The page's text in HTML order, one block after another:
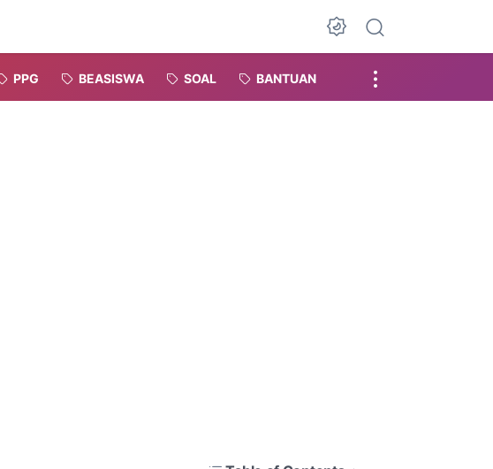
Dark Mode
PPG BEASISWA SOAL BANTUAN